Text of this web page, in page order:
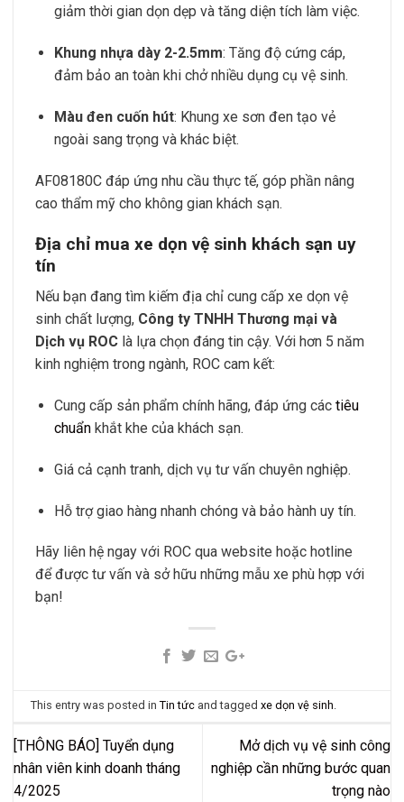
giảm thời gian dọn dẹp và tăng diện tích làm việc.
Khung nhựa dày 2-2.5mm: Tăng độ cứng cáp,
đảm bảo an toàn khi chở nhiều dụng cụ vệ sinh.
Màu đen cuốn hút: Khung xe sơn đen tạo vẻ
ngoài sang trọng và khác biệt.
AF08180C đáp ứng nhu cầu thực tế, góp phần nâng
cao thẩm mỹ cho không gian khách sạn.
Địa chỉ mua xe dọn vệ sinh khách sạn uy
tín
Nếu bạn đang tìm kiếm địa chỉ cung cấp xe dọn vệ
sinh chất lượng, Công ty TNHH Thương mại và
Dịch vụ ROC là lựa chọn đáng tin cậy. Với hơn 5 năm
kinh nghiệm trong ngành, ROC cam kết:
Cung cấp sản phẩm chính hãng, đáp ứng các tiêu
chuẩnkhắt khe của khách sạn.
Giá cả cạnh tranh, dịch vụ tư vấn chuyên nghiệp.
Hỗ trợ giao hàng nhanh chóng và bảo hành uy tín.
Hãy liên hệ ngay với ROC qua website hoặc hotline
để được tư vấn và sở hữu những mẫu xe phù hợp với
bạn!
This entry was posted inTin tức and taggedxe dọn vệ sinh.
[THÔNG BÁO] Tuyển dụng
nhân viên kinh doanh tháng
4/2025
Mở dịch vụ vệ sinh công
nghiệp cần những bước quan
trọng nào